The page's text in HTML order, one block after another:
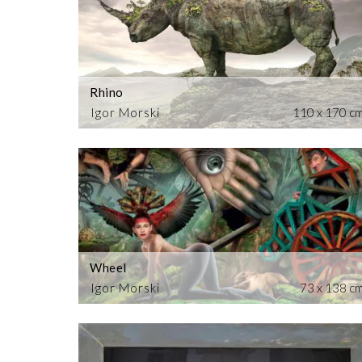
Igor Morski
Rhino
110 x 170
Igor Morski
Wheel
73 x 138